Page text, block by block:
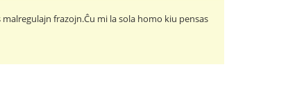
frazojn.Ĉu mi la sola homo kiu pensas